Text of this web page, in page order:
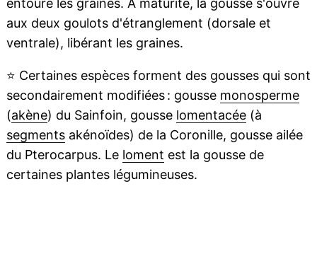
entoure les graines. À maturité, la gousse s'ouvre
aux deux goulots d'étranglement (dorsale et
ventrale), libérant les graines.
⭐ Certaines espèces forment des gousses qui sont
secondairement modifiées : gousse monosperme
(akène) du Sainfoin, gousse lomentacée(à
segmentsakénoïdes) de la Coronille, gousse ailée
du Pterocarpus. Le loment est la gousse de
certaines plantes légumineuses.